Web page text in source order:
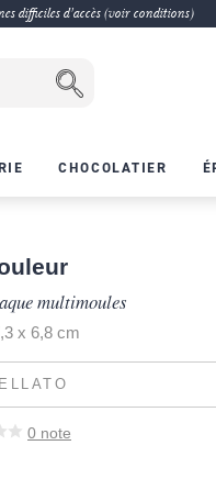
difficiles d'accès (voir conditions)
CHOCOLATIER
multimoules
x 6,8 cm
0 note